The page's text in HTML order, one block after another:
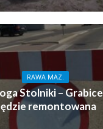
RAWA MAZ.
Stolniki – Grabice
remontowana